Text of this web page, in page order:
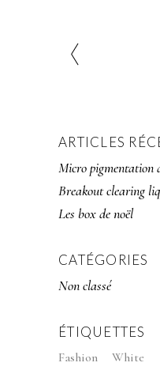
ARTICLES
Micro pigmentation
Breakout clearing
Les box de noël
CATÉGORIES
Non classé
ÉTIQUETTES
Fashion White